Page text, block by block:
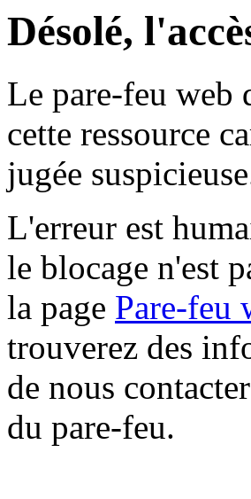
Désolé,
Le pare-feu web
cette ressource
jugée
L'erreur est
le blocage n'est
la page Pare-feu
trouverez des
de nous
du pare-feu.